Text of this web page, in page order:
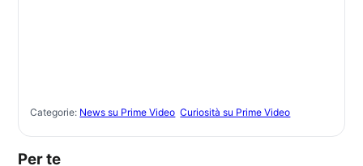
Categorie: News su Prime Video Curiosità su Prime Video
Per te